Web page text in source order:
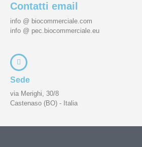
Contatti email
info @ biocommerciale.com
info @ pec.biocommerciale.eu
Sede
via Merighi, 30/8
Castenaso (BO) - Italia